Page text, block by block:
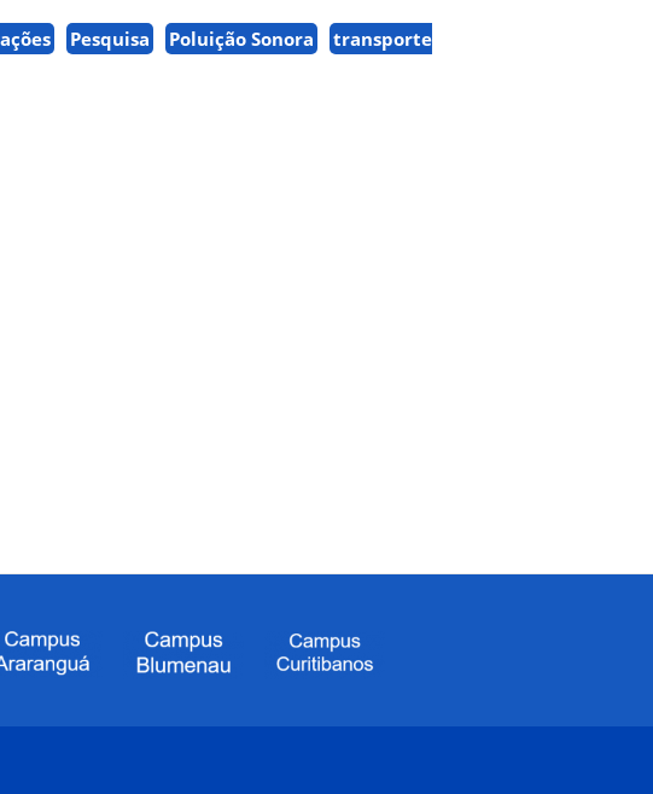
Pesquisa Poluição Sonora
transporte